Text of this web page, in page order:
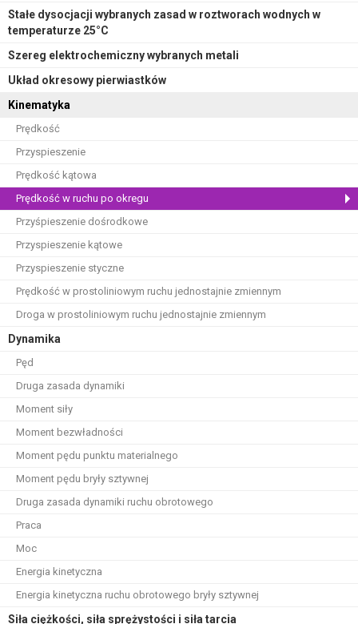
Stałe dysocjacji wybranych zasad w roztworach wodnych w
temperaturze 25°C
Szereg elektrochemiczny wybranych metali
Układ okresowy pierwiastków
Kinematyka
Prędkość
Przyspieszenie
Prędkość kątowa
Prędkość w ruchu po okregu
Przyśpieszenie dośrodkowe
Przyspieszenie kątowe
Przyspieszenie styczne
Prędkość w prostoliniowym ruchu jednostajnie zmiennym
Droga w prostoliniowym ruchu jednostajnie zmiennym
Dynamika
Pęd
Druga zasada dynamiki
Moment siły
Moment bezwładności
Moment pędu punktu materialnego
Moment pędu bryły sztywnej
Druga zasada dynamiki ruchu obrotowego
Praca
Moc
Energia kinetyczna
Energia kinetyczna ruchu obrotowego bryły sztywnej
Siła ciężkości, siła sprężystości i siła tarcia